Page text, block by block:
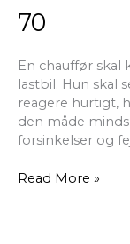
70
En chauffør skal
lastbil. Hun skal
reagere hurtigt,
den måde
forsinkelser og
70
Read More »